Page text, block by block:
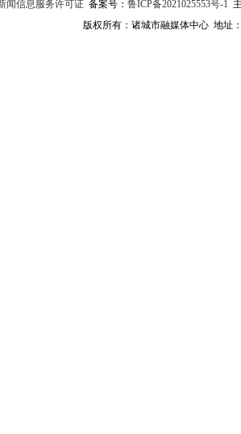
闻信息服务许可证备案号： 鲁ICP备2021025553号-1
版权所有：诸城市融媒体中心 地址